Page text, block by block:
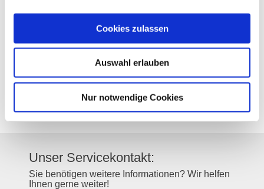
Cookies zulassen
Auswahl erlauben
Nur notwendige Cookies
Kontaktinformationen:
Weingut Bungert-Mauer
Bergstraße 24-26
Ockenheim
Tel:(0049) 6725 2616
E-Mail:weingut@bungert-mauer.de
http://www.bungert-mauer.de
Unser Servicekontakt:
Sie benötigen weitere Informationen? Wir helfen
Ihnen gerne weiter!